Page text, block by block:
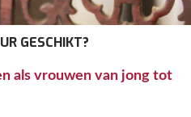
GESCHIKT?
als vrouwen van jong tot